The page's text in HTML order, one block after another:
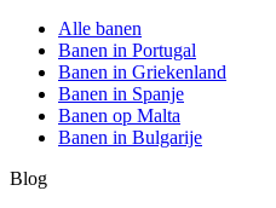
Alle banen
Banen in Portugal
Banen in Griekenland
Banen in Spanje
Banen op Malta
Banen in Bulgarije
Blog